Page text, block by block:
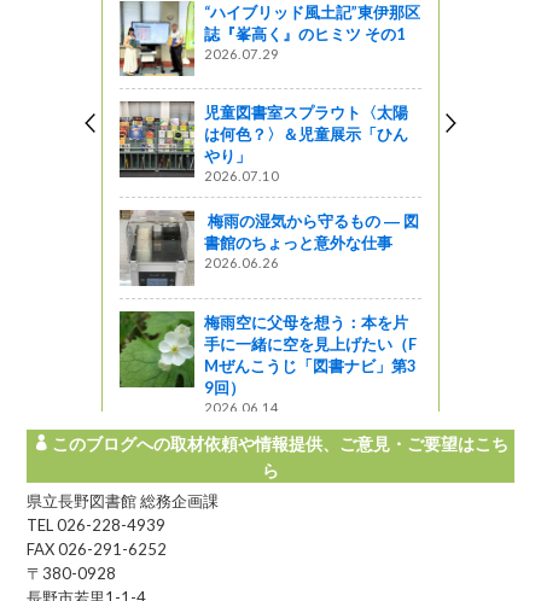
“ハイブリッド風土記”東伊那区
誌『峯高く』のヒミツ その1
2026.07.29
児童図書室スプラウト〈太陽
は何色？〉＆児童展示「ひん
やり」
2026.07.10
梅雨の湿気から守るもの ― 図
書館のちょっと意外な仕事
2026.06.26
梅雨空に父母を想う：本を片
手に一緒に空を見上げたい（F
Mぜんこうじ「図書ナビ」第3
9回）
2026.06.14
このブログへの取材依頼や情報提供、ご意見・ご要望はこち
ら
県立長野図書館 総務企画課
TEL 026-228-4939
FAX 026-291-6252
〒380-0928